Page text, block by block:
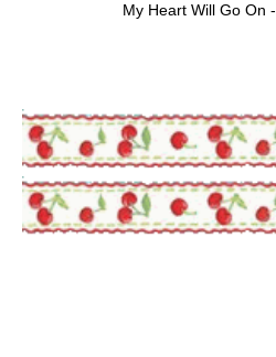
My Heart Will Go On